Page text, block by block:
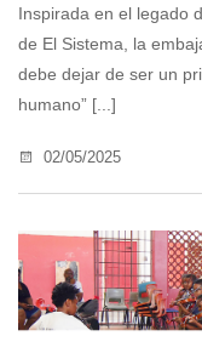
Inspirada en el legado
de El Sistema, la
debe dejar de ser un
humano” [...]
02/05/2025